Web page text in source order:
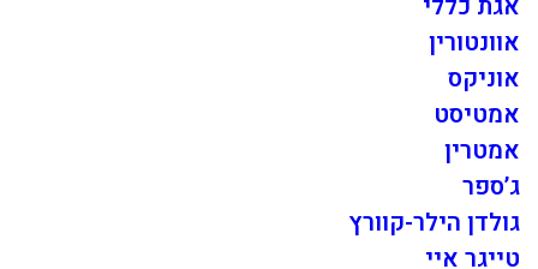
אוונטורין
אוניקס
אמטיסט
אמטרין
ג’ספר
גולדן הילר-קוורץ
טייגר איי